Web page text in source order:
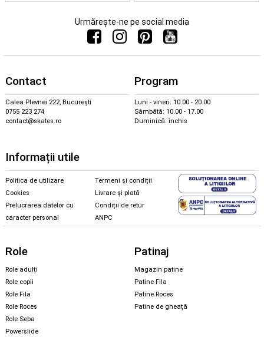
Urmărește-ne pe social media
Contact
Calea Plevnei 222, București
0755 223 274
contact@skates.ro
Program
Luni - vineri: 10.00 - 20.00
Sâmbătă: 10.00 - 17.00
Duminică: închis
Informații utile
Politica de utilizare
Cookies
Prelucrarea datelor cu
caracter personal
Termeni și condiții
Livrare și plată
Condiții de retur
ANPC
Role
Role adulți
Role copii
Role Fila
Role Roces
Role Seba
Powerslide
Patinaj
Magazin patine
Patine Fila
Patine Roces
Patine de gheață